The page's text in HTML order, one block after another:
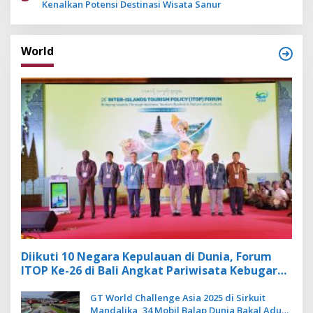
Kenalkan Potensi Destinasi Wisata Sanur
World
Diikuti 10 Negara Kepulauan di Dunia, Forum
ITOP Ke-26 di Bali Angkat Pariwisata Kebugaran
GT World Challenge Asia 2025 di Sirkuit
Mandalika, 34 Mobil Balap Dunia Bakal Adu